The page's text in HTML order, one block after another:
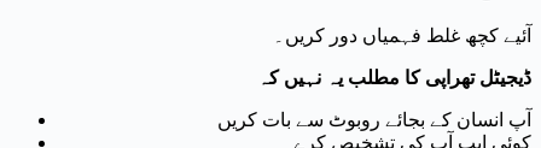
آئیے کچھ غلط فہمیاں دور کریں۔
ڈیجیٹل تھراپی کا مطلب یہ نہیں کہ
آپ انسان کے بجائے روبوٹ سے بات کریں
کوئی ایپ آپ کی تشخیص کرے